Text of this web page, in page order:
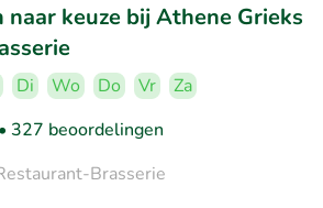
keuze bij Athene Grieks
Di Wo Do Vr
Za
• 327 beoordelingen
Brasserie